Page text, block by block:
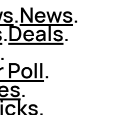
.News.
.Deals.
Poll.
.
.